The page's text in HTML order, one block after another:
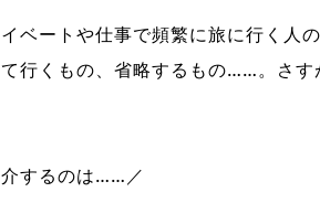
ベートや仕事で頻繁に旅に行く人
行くもの、省略するもの……。さす
介するのは……／